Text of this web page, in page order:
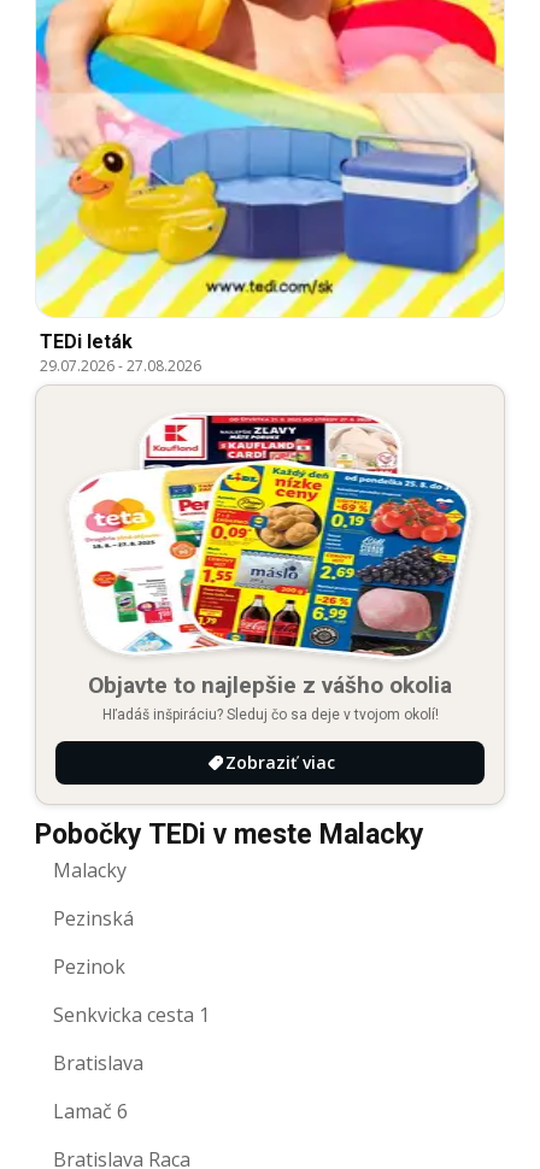
TEDi leták
29.07.2026-27.08.2026
Objavte to najlepšie z vášho okolia
Hľadáš inšpiráciu? Sleduj čo sa deje v tvojom okolí!
Zobraziť viac
Pobočky TEDi v meste Malacky
Malacky
Pezinská
Pezinok
Senkvicka cesta 1
Bratislava
Lamač 6
Bratislava Raca